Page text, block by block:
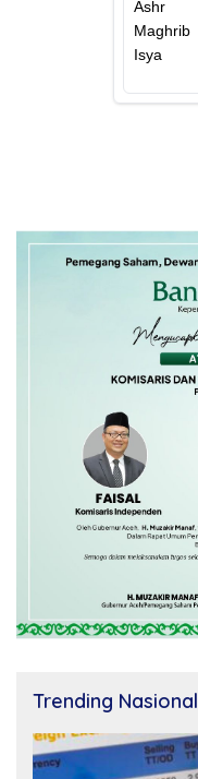
Trending Nasional